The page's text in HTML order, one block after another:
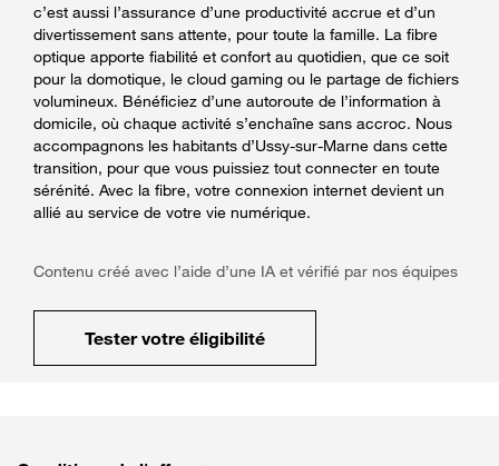
c’est aussi l’assurance d’une productivité accrue et d’un
divertissement sans attente, pour toute la famille. La fibre
optique apporte fiabilité et confort au quotidien, que ce soit
pour la domotique, le cloud gaming ou le partage de fichiers
volumineux. Bénéficiez d’une autoroute de l’information à
domicile, où chaque activité s’enchaîne sans accroc. Nous
accompagnons les habitants d’Ussy-sur-Marne dans cette
transition, pour que vous puissiez tout connecter en toute
sérénité. Avec la fibre, votre connexion internet devient un
allié au service de votre vie numérique.
Contenu créé avec l’aide d’une IA et vérifié par nos équipes
Tester votre éligibilité